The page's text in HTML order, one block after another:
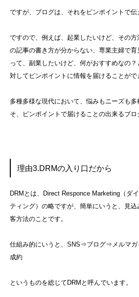
ですが、ブログは、それをピンポイントで伝
ですので、例えば、起業したいけど、その
の記事の書き方が分からない、専業主婦で
って、副業したいけど、何がおすすめなの
対してピンポイントに情報を届けることがで
多種多様な現代において、悩みもニーズも
そ、ピンポイントで届けることの出来るブロ
理由3.DRMの入り口だから
DRMとは、Direct Responce Marketing（ダ
ティング）の略ですが、簡単にいうと、見
客方法のことです。
仕組み的にいうと、SNS⇒ブログ⇒メルマ
成約
というものを総じてDRMと呼んでいます。